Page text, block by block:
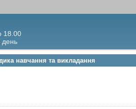
18.00
день
навчання та викладання